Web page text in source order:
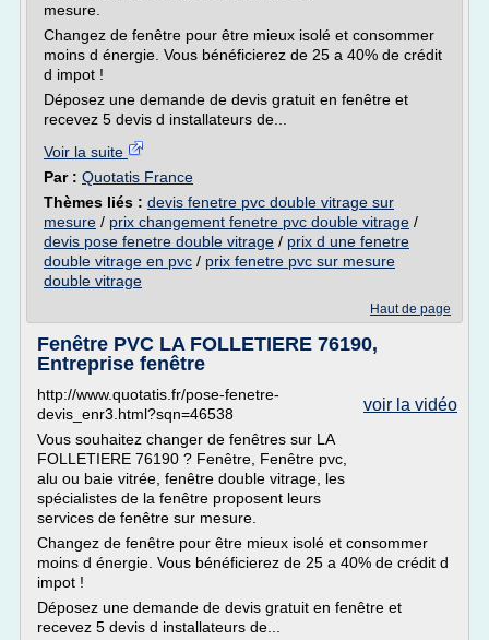
mesure.
Changez de fenêtre pour être mieux isolé et consommer
moins d énergie. Vous bénéficierez de 25 a 40% de crédit
d impot !
Déposez une demande de devis gratuit en fenêtre et
recevez 5 devis d installateurs de...
Voir la suite
Par : Quotatis France
Thèmes liés : devis fenetre pvc double vitrage sur
mesure / prix changement fenetre pvc double vitrage /
devis pose fenetre double vitrage / prix d une fenetre
double vitrage en pvc / prix fenetre pvc sur mesure
double vitrage
Haut de page
Fenêtre PVC LA FOLLETIERE 76190,
Entreprise fenêtre
voir la vidéo
http://www.quotatis.fr/pose-fenetre-
devis_enr3.html?sqn=46538
Vous souhaitez changer de fenêtres sur LA
FOLLETIERE 76190 ? Fenêtre, Fenêtre pvc,
alu ou baie vitrée, fenêtre double vitrage, les
spécialistes de la fenêtre proposent leurs
services de fenêtre sur mesure.
Changez de fenêtre pour être mieux isolé et consommer
moins d énergie. Vous bénéficierez de 25 a 40% de crédit d
impot !
Déposez une demande de devis gratuit en fenêtre et
recevez 5 devis d installateurs de...